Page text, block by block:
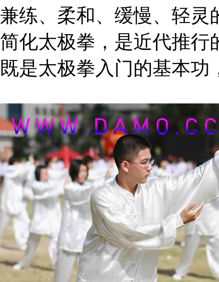
兼练、柔和、缓慢、轻灵
简化太极拳，是近代推行
既是太极拳入门的基本